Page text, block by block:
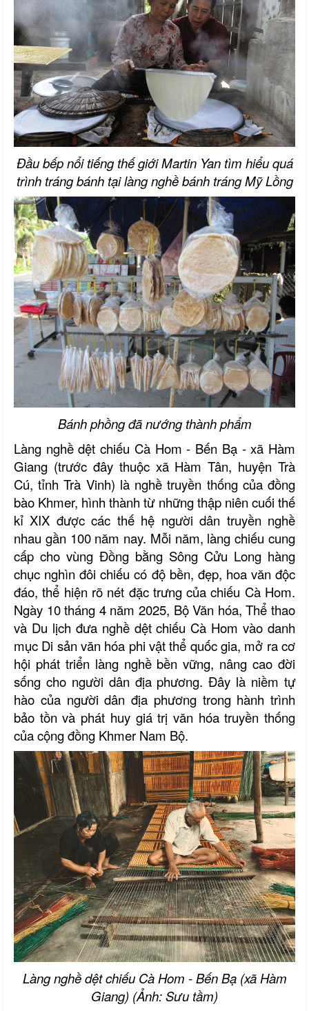
Đầu bếp nổi tiếng thế giới Martin Yan tìm hiểu quá
trình tráng bánh tại làng nghề bánh tráng Mỹ Lồng
Bánh phồng đã nướng thành phẩm
Làng nghề dệt chiếu Cà Hom - Bến Bạ - xã Hàm
Giang (trước đây thuộc xã Hàm Tân, huyện Trà
Cú, tỉnh Trà Vinh) là nghề truyền thống của đồng
bào Khmer, hình thành từ những thập niên cuối thế
kỉ XIX được các thế hệ người dân truyền nghề
nhau gần 100 năm nay. Mỗi năm, làng chiếu cung
cấp cho vùng Đồng bằng Sông Cửu Long hàng
chục nghìn đôi chiếu có độ bền, đẹp, hoa văn độc
đáo, thể hiện rõ nét đặc trưng của chiếu Cà Hom.
Ngày 10 tháng 4 năm 2025, Bộ Văn hóa, Thể thao
và Du lịch đưa nghề dệt chiếu Cà Hom vào danh
mục Di sản văn hóa phi vật thể quốc gia, mở ra cơ
hội phát triển làng nghề bền vững, nâng cao đời
sống cho người dân địa phương. Đây là niềm tự
hào của người dân địa phương trong hành trình
bảo tồn và phát huy giá trị văn hóa truyền thống
của cộng đồng Khmer Nam Bộ.
Làng nghề dệt chiếu Cà Hom - Bến Bạ (xã Hàm
Giang) (Ảnh: Sưu tầm)